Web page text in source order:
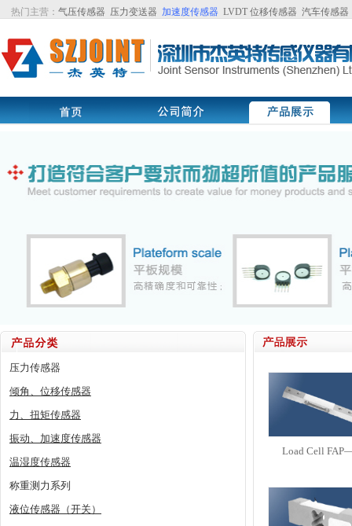
热门主营： 气压传感器 压力变送器 加速度传感器 LVDT 位移传感器 汽车传感器
压力传感器
倾角、位移传感器
力、扭矩传感器
振动、加速度传感器
温湿度传感器
称重测力系列
液位传感器（开关）
Load Cell